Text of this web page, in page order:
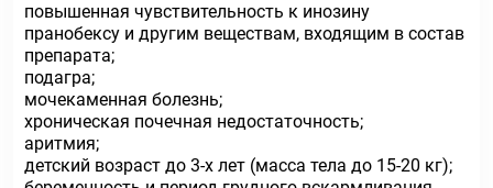
повышенная чувствительность к инозину
пранобексу и другим веществам, входящим в состав
препарата;
подагра;
мочекаменная болезнь;
хроническая почечная недостаточность;
аритмия;
детский возраст до 3-х лет (масса тела до 15-20 кг);